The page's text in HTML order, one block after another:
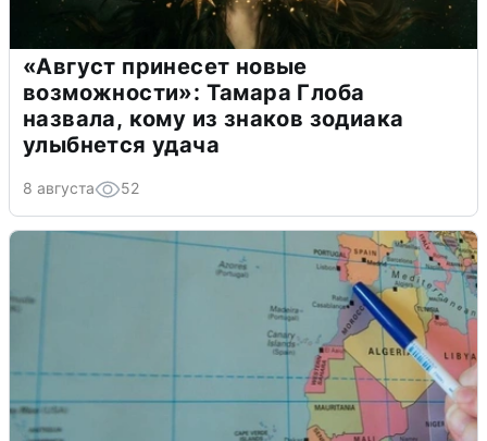
«Август принесет новые
возможности»: Тамара Глоба
назвала, кому из знаков зодиака
улыбнется удача
8 августа 52